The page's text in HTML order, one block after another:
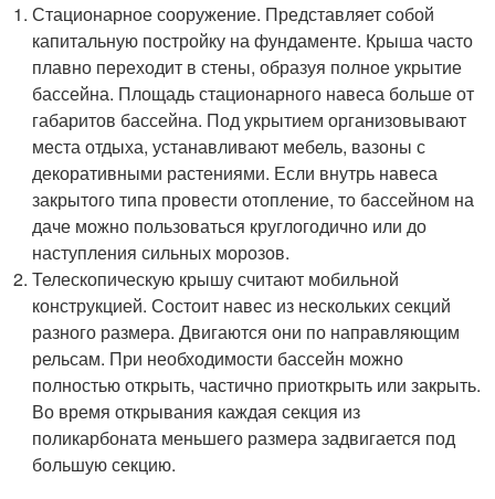
Стационарное сооружение. Представляет собой
капитальную постройку на фундаменте. Крыша часто
плавно переходит в стены, образуя полное укрытие
бассейна. Площадь стационарного навеса больше от
габаритов бассейна. Под укрытием организовывают
места отдыха, устанавливают мебель, вазоны с
декоративными растениями. Если внутрь навеса
закрытого типа провести отопление, то бассейном на
даче можно пользоваться круглогодично или до
наступления сильных морозов.
Телескопическую крышу считают мобильной
конструкцией. Состоит навес из нескольких секций
разного размера. Двигаются они по направляющим
рельсам. При необходимости бассейн можно
полностью открыть, частично приоткрыть или закрыть.
Во время открывания каждая секция из
поликарбоната меньшего размера задвигается под
большую секцию.